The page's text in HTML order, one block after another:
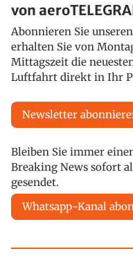
von
Abonnieren Sie
erhalten Sie von
Mittagszeit die
Luftfahrt direkt in Ihr
Newsletter
Bleiben Sie immer
Breaking News sofort
gesendet.
Whatsapp-Kanal